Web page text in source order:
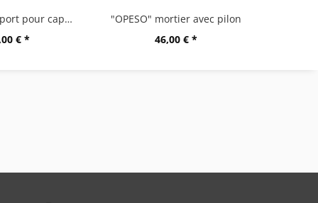
"CURO" support pour capsules
€ *
"OPESO" mortier avec pilon
46,00 € *